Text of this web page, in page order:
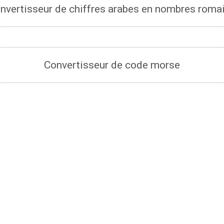
de chiffres arabes en nombres
Convertisseur de code morse